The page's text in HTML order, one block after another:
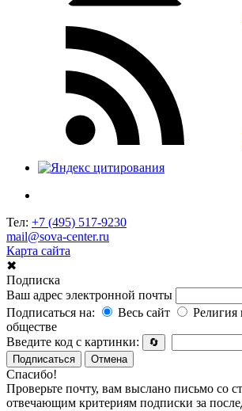
Тел: +7 (495) 517-9230
mail@sova-center.ru
Карта сайта
✖
Подписка
Ваш адрес электронной почты
Подписаться на:
Весь сайт
Религия
обществе
Введите код с картинки:
🔄
Подписаться
Отмена
Спасибо!
Проверьте почту, вам выслано письмо со
отвечающим критериям подписки за